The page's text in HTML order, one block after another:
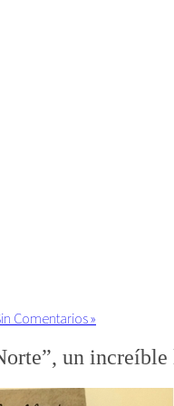
Comentarios »
un